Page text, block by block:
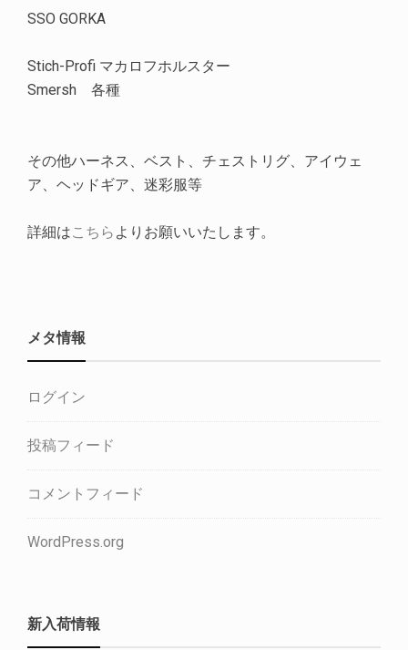
SSO GORKA
Stich-Profi マカロフホルスター
Smersh 各種
その他ハーネス、ベスト、チェストリグ、アイウェ
ア、ヘッドギア、迷彩服等
詳細はこちら よりお願いいたします。
メタ情報
ログイン
投稿フィード
コメントフィード
WordPress.org
新入荷情報